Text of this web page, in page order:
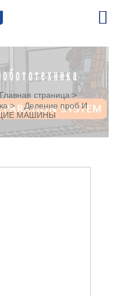

Главная страница>
>
Деление проб И
МАШИНЫ